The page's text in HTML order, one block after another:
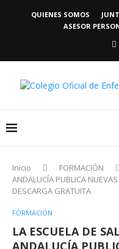
QUIENES SOMOS
ASESOR
Inicio FORMACIÓN
ANDALUCÍA PUBLICA
DESCARGA GRATUITA
FORMACIÓN
LA ESCUELA DE
ANDALUCÍA